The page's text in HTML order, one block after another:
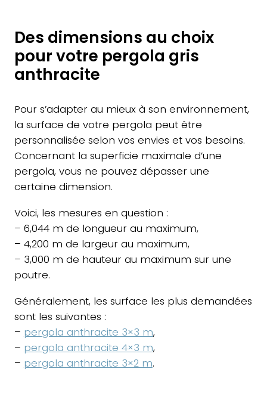
Des dimensions au choix
pour votre pergola gris
anthracite
Pour s’adapter au mieux à son environnement,
la surface de votre pergola peut être
personnalisée selon vos envies et vos besoins.
Concernant la superficie maximale d’une
pergola, vous ne pouvez dépasser une
certaine dimension.
Voici, les mesures en question :
– 6,044 m de longueur au maximum,
– 4,200 m de largeur au maximum,
– 3,000 m de hauteur au maximum sur une
poutre.
Généralement, les surface les plus demandées
sont les suivantes :
– pergola anthracite 3×3 m,
– pergola anthracite 4×3 m,
– pergola anthracite 3×2 m.